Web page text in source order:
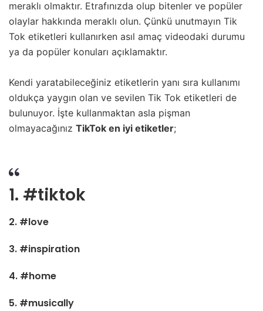
meraklı olmaktır. Etrafınızda olup bitenler ve popüler
olaylar hakkında meraklı olun. Çünkü unutmayın Tik
Tok etiketleri kullanırken asıl amaç videodaki durumu
ya da popüler konuları açıklamaktır.
Kendi yaratabileceğiniz etiketlerin yanı sıra kullanımı
oldukça yaygın olan ve sevilen Tik Tok etiketleri de
bulunuyor. İşte kullanmaktan asla pişman
olmayacağınız TikTok en iyi etiketler;
1. #tiktok
2. #love
3. #inspiration
4. #home
5. #musically